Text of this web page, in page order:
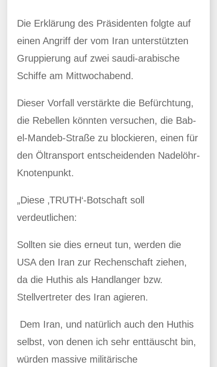
Die Erklärung des Präsidenten folgte auf
einen Angriff der vom Iran unterstützten
Gruppierung auf zwei saudi-arabische
Schiffe am Mittwochabend.
Dieser Vorfall verstärkte die Befürchtung,
die Rebellen könnten versuchen, die Bab-
el-Mandeb-Straße zu blockieren, einen für
den Öltransport entscheidenden Nadelöhr-
Knotenpunkt.
„Diese ‚TRUTH‘-Botschaft soll
verdeutlichen:
Sollten sie dies erneut tun, werden die
USA den Iran zur Rechenschaft ziehen,
da die Huthis als Handlanger bzw.
Stellvertreter des Iran agieren.
Dem Iran, und natürlich auch den Huthis
selbst, von denen ich sehr enttäuscht bin,
würden massive militärische